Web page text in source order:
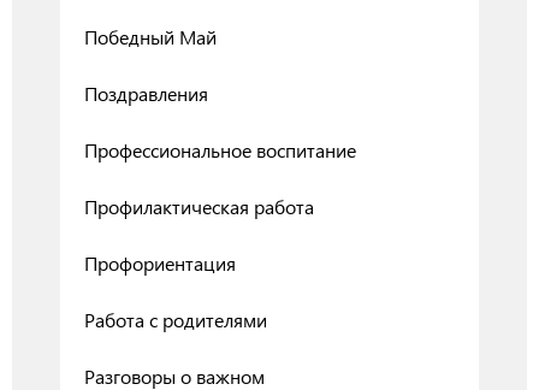
Победный Май
Поздравления
Профессиональное воспитание
Профилактическая работа
Профориентация
Работа с родителями
Разговоры о важном